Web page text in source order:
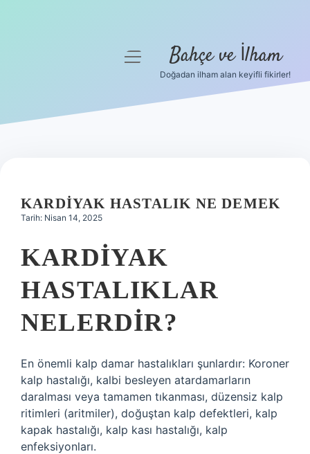
Hakkımızda
menüyü
Bahçe ve İlham
Doğadan ilham alan keyifli fikirler!
KARDIYAK HASTALIK NE DEMEK
Tarih: Nisan 14, 2025
KARDIYAK
HASTALIKLAR
NELERDIR?
En önemli kalp damar hastalıkları şunlardır: Koroner
kalp hastalığı, kalbi besleyen atardamarların
daralması veya tamamen tıkanması, düzensiz kalp
ritimleri (aritmiler), doğuştan kalp defektleri, kalp
kapak hastalığı, kalp kası hastalığı, kalp
enfeksiyonları.